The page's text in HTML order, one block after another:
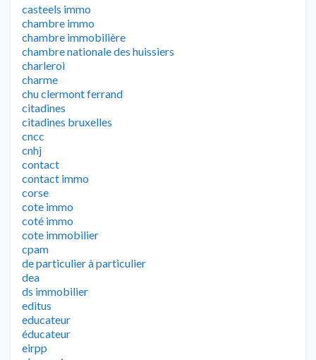
casteels immo
chambre immo
chambre immobilière
chambre nationale des huissiers
charleroi
charme
chu clermont ferrand
citadines
citadines bruxelles
cncc
cnhj
contact
contact immo
corse
cote immo
coté immo
cote immobilier
cpam
de particulier à particulier
dea
ds immobilier
editus
educateur
éducateur
eirpp